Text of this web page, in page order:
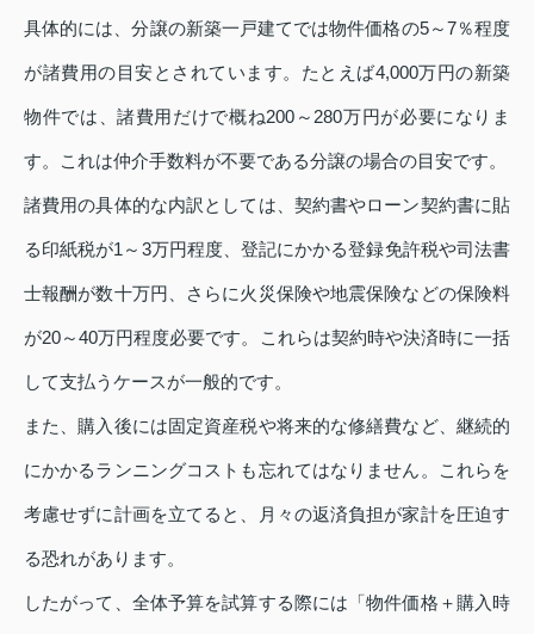
具体的には、分譲の新築一戸建てでは物件価格の5～7％程度
が諸費用の目安とされています。たとえば4,000万円の新築
物件では、諸費用だけで概ね200～280万円が必要になりま
す。これは仲介手数料が不要である分譲の場合の目安です。
諸費用の具体的な内訳としては、契約書やローン契約書に貼
る印紙税が1～3万円程度、登記にかかる登録免許税や司法書
士報酬が数十万円、さらに火災保険や地震保険などの保険料
が20～40万円程度必要です。これらは契約時や決済時に一括
して支払うケースが一般的です。
また、購入後には固定資産税や将来的な修繕費など、継続的
にかかるランニングコストも忘れてはなりません。これらを
考慮せずに計画を立てると、月々の返済負担が家計を圧迫す
る恐れがあります。
したがって、全体予算を試算する際には「物件価格＋購入時